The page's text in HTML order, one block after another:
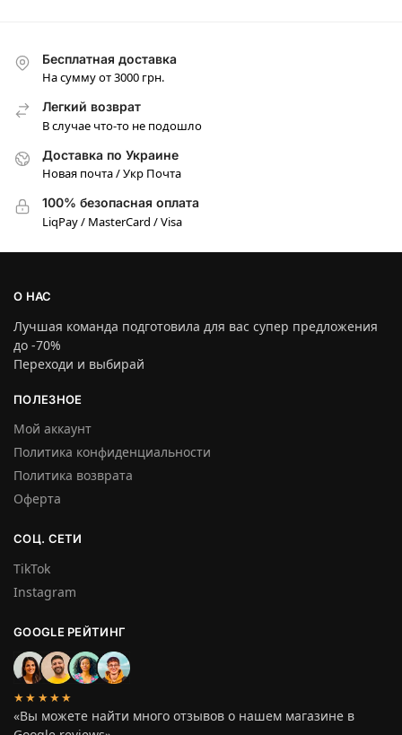
Бесплатная доставка
На сумму от 3000 грн.
Легкий возврат
В случае что-то не подошло
Доставка по Украине
Новая почта / Укр Почта
100% безопасная оплата
LiqPay / MasterCard / Visa
О НАС
Лучшая команда подготовила для вас супер предложения
до -70%
Переходи и выбирай
ПОЛЕЗНОЕ
Мой аккаунт
Политика конфиденциальности
Политика возврата
Оферта
СОЦ. СЕТИ
TikTok
Instagram
GOOGLE РЕЙТИНГ
★★★★★
«Вы можете найти много отзывов о нашем магазине в